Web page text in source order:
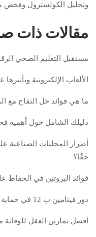
وتحليل الكولسترول وفحص
مقالات ذات
مستقبل التعليم الصحي
الألعاب الإلكترونية
ما هي فوائد خل التفاح مع
دليلك الشامل حول أهمية
أضرار المحليات الصناعية
حقًا؟
فوائد البروتين في الحفاظ
دور فيتامين ب 12 في حماية غلاف الأعصاب: صحة الجهاز العصبي
أفضل تمارين العقل